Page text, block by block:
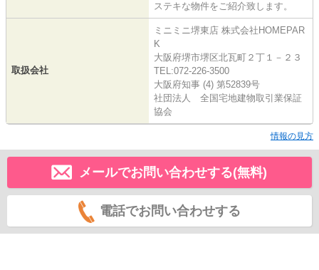
ステキな物件をご紹介致します。
取扱会社
ミニミニ堺東店 株式会社HOMEPAR
K
大阪府堺市堺区北瓦町２丁１－２３
TEL:072-226-3500
大阪府知事 (4) 第52839号
社団法人 全国宅地建物取引業保証
協会
情報の見方
メールでお問い合わせする(無料)
電話でお問い合わせする